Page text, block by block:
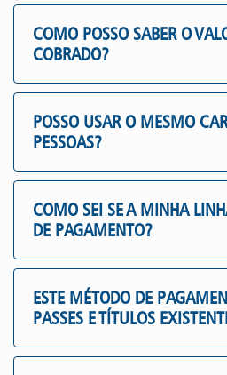
COMO POSSO SABER O
COBRADO?
POSSO USAR O MESMO
PESSOAS?
COMO SEI SE A MINHA
DE PAGAMENTO?
ESTE MÉTODO DE
PASSES E TÍTULOS